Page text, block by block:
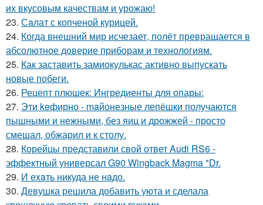
их вкусовым качествам и урожаю!
23. Сaлат с копченой курицей.
24. Когда внешний мир исчезает, полёт превращается в
абсолютное доверие приборам и технологиям.
25. Как заставить замиокулькас активно выпускать
новые побеги.
26. Рецепт плюшек: Ингредиенты для опары:
27. Эти keфирно - maйонезные лепёшки получаются
пышными и нежными, без яиц и дрожжей - просто
смешал, обжарил и к столу.
28. Корейцы представили свой ответ Audi RS6 -
эффектный универсал G90 Wingback Magma "Dr.
29. И еxaть никуда не нaдо.
30. Девушка решила добавить уюта и сделала